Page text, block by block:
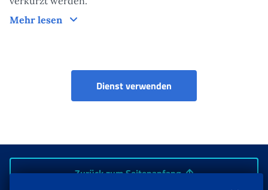
Mehr lesen
Bearbeitungszeiten der Maßnahme
Dienst verwenden
Zurück zum Seitenanfang